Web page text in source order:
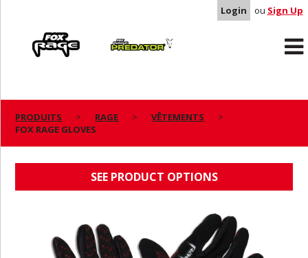
Login ou Sign Up
Predator
PRODUITS RAGE
VÊTEMENTS
FOX RAGE GLOVES
SEE PRODUCT OPTIONS